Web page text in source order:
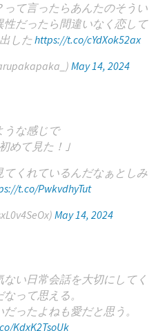
って言ったらあんたのそうい
性だったら間違いなく恋して
したhttps://t.co/cYdXok52ax
May 14, 2024
うな感じで
めて見た！｣
くれているんだなぁとしみ
t.co/PwkvdhyTut
May 14, 2024
い日常会話を大切にしてく
って思える。
ったよねも愛だと思う。
KdxK2TsoUk